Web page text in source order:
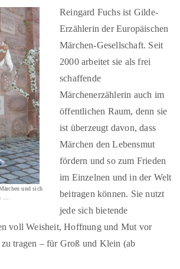
und sich
…
Reingard Fuchs ist Gilde-
Erzählerin der Europäischen
Märchen-Gesellschaft. Seit
2000 arbeitet sie als frei
schaffende
Märchenerzählerin auch im
öffentlichen Raum, denn sie
ist überzeugt davon, dass
Märchen den Lebensmut
fördern und so zum Frieden
im Einzelnen und in der Welt
beitragen können. Sie nutzt
jede sich bietende
voll Weisheit, Hoffnung und Mut vor
tragen – für Groß und Klein (ab